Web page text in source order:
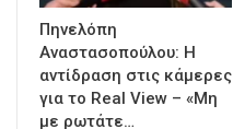
Πηνελόπη
Αναστασοπούλου: Η
αντίδραση στις κάμερες
για το Real View – «Μη
με ρωτάτε…